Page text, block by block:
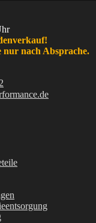
nur nach Absprache.